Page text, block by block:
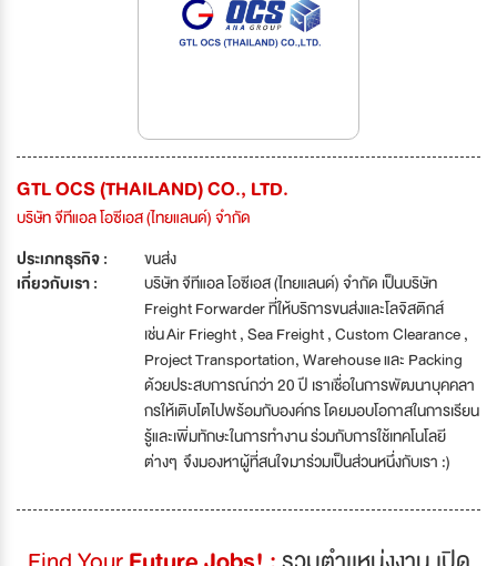
GTL OCS (THAILAND) CO., LTD.
บริษัท จีทีแอล โอซีเอส (ไทยแลนด์) จำกัด
ประเภทธุรกิจ :
ขนส่ง
เกี่ยวกับเรา :
บริษัท จีทีแอล โอซีเอส (ไทยแลนด์) จำกัด เป็นบริษัท
Freight Forwarder ที่ให้บริการขนส่งและโลจิสติกส์
เช่น Air Frieght , Sea Freight , Custom Clearance ,
Project Transportation, Warehouse และ Packing
ด้วยประสบการณ์กว่า 20 ปี เราเชื่อในการพัฒนาบุคคลา
กรให้เติบโตไปพร้อมกับองค์กร โดยมอบโอกาสในการเรียน
รู้และเพิ่มทักษะในการทำงาน ร่วมกับการใช้เทคโนโลยี
ต่างๆ จึงมองหาผู้ที่สนใจมาร่วมเป็นส่วนหนึ่งกับเรา :)